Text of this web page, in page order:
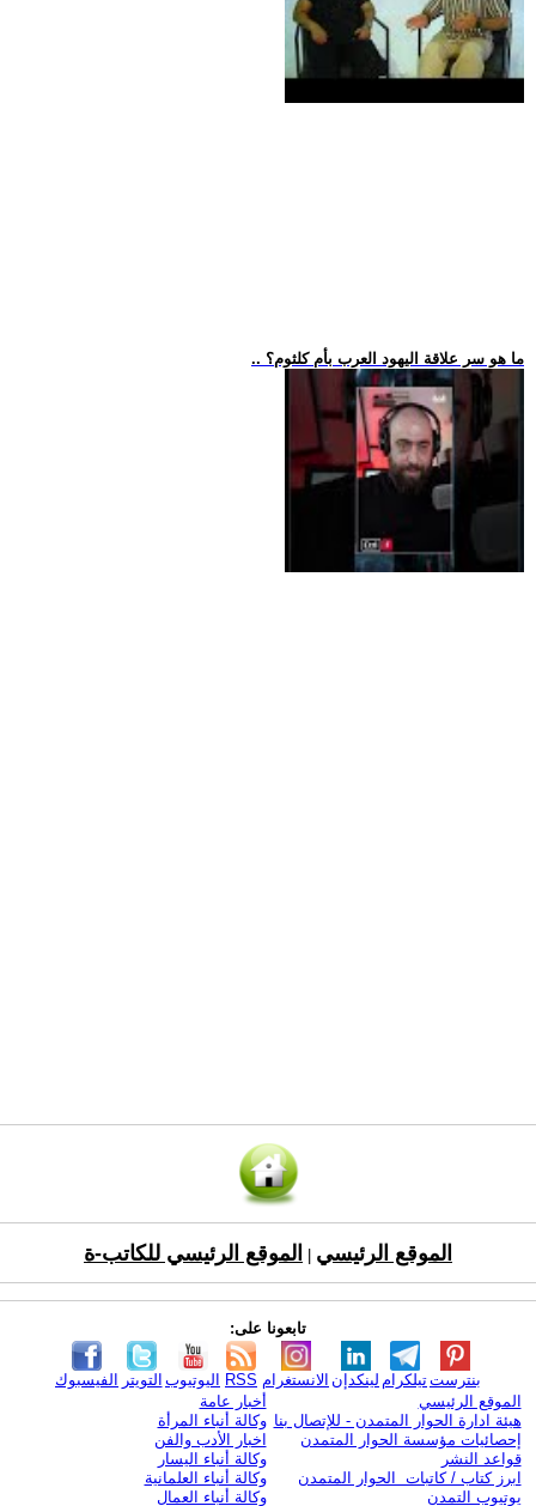
.. ما هو سر علاقة اليهود العرب بأم كلثوم؟
الموقع الرئيسي الموقع الرئيسي للكاتب-ة
تابعونا على:
الفيسبوك التويتر اليوتيوب RSS الانستغرام لينكدإن تيلكرامبنترست
الموقع الرئيسي
هيئة ادارة الحوار المتمدن - للإتصال بنا
إحصائيات مؤسسة الحوار المتمدن
قواعد النشر
ابرز كتاب / كاتبات الحوار المتمدن
يوتيوب التمدن
أخبار عامة
وكالة أنباء المرأة
اخبار الأدب والفن
وكالة أنباء اليسار
وكالة أنباء العلمانية
وكالة أنباء العمال